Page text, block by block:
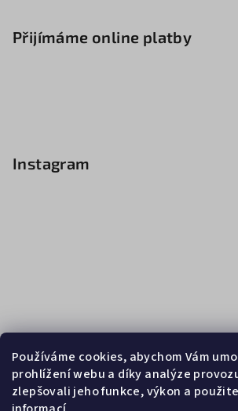
Používáme cookies, abychom Vám
prohlížení webu a díky analýze
zlepšovali jeho funkce, výkon a
Přijímáme online platby
Instagram